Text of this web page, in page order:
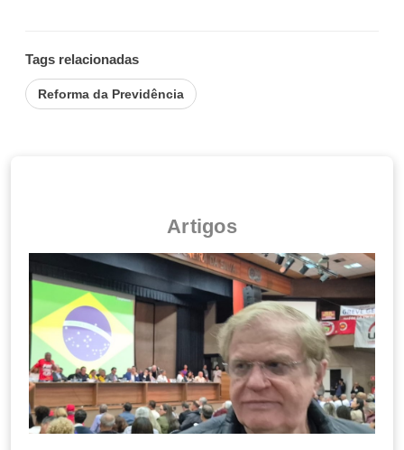
Tags relacionadas
Reforma da Previdência
Artigos